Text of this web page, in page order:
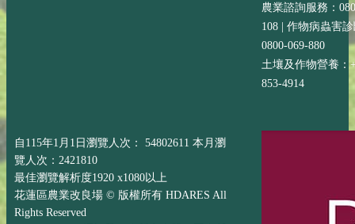
農業諮詢服務：
108 | 作物病蟲害
0800-069-880
土壤及作物營養：
853-4914
自115年1月1日瀏覽人次： 54802611 本月瀏
覽人次：2421810
最佳瀏覽解析度1920 x1080以上
花蓮區農業改良場 © 版權所有 HDARES All
Rights Reserved